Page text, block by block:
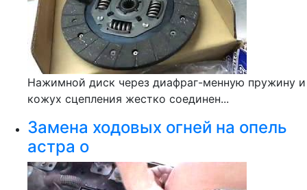
Нажимной диск через диафраг-менную пружину и
кожух сцепления жестко соединен...
Замена ходовых огней на опель
астра о